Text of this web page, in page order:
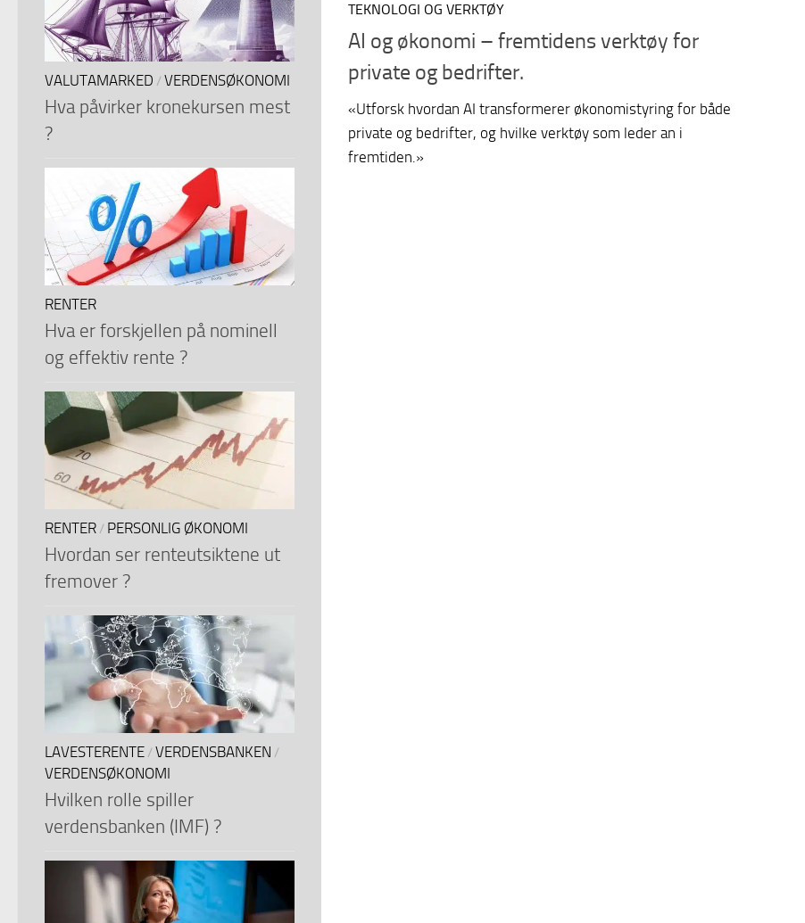
TEKNOLOGI OG VERKTØY
AI og økonomi – fremtidens verktøy for
private og bedrifter.
«Utforsk hvordan AI transformerer økonomistyring for både
private og bedrifter, og hvilke verktøy som leder an i
fremtiden.»
VALUTAMARKED / VERDENSØKONOMI
Hva påvirker kronekursen mest
?
RENTER
Hva er forskjellen på nominell
og effektiv rente ?
RENTER / PERSONLIG ØKONOMI
Hvordan ser renteutsiktene ut
fremover ?
LAVESTERENTE / VERDENSBANKEN /
VERDENSØKONOMI
Hvilken rolle spiller
verdensbanken (IMF) ?